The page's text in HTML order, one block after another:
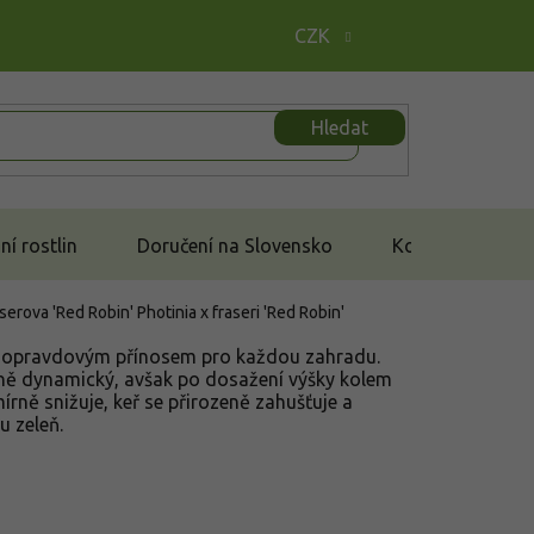
CZK
Hledat
rostlin Doručení na Slovensko Kontakt
'Red Robin' Photinia x fraseri 'Red Robin'
přínosem pro každou zahradu.
dynamický, avšak po dosažení výšky kolem
snižuje, keř se přirozeně zahušťuje a
zeleň.